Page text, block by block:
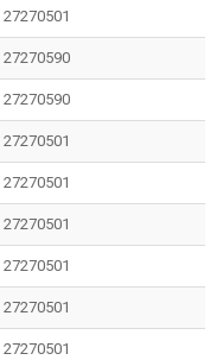
27270501
27270590
27270590
27270501
27270501
27270501
27270501
27270501
27270501